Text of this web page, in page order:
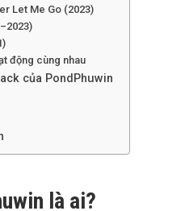
Let Me Go (2023)
động cùng nhau
của PondPhuwin
là ai?